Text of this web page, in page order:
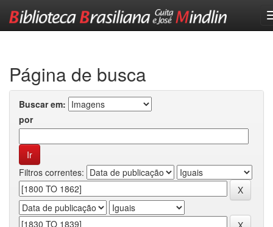
Página de busca
Buscar em:
por
Filtros correntes: